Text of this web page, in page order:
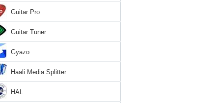
Guitar Pro
Guitar Tuner
Gyazo
Haali Media Splitter
HAL